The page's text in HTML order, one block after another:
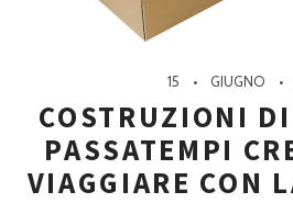
15 GIUGNO
COSTRUZIONI
PASSATEMPI
VIAGGIARE CON